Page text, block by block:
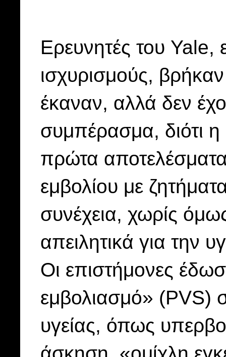
Ερευνητές του Yale,
ισχυρισμούς,
έκαναν, αλλά δεν
συμπέρασμα, διότι η
πρώτα αποτελέσματα
εμβολίου με
συνέχεια, χωρίς
απειλητικά για την
Οι επιστήμονες
εμβολιασμό» (PVS)
υγείας, όπως